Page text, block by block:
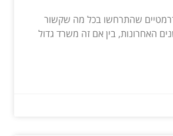
שהתרחשו בכל מה שקשור
האחרונות, בין אם זה משרד גדול